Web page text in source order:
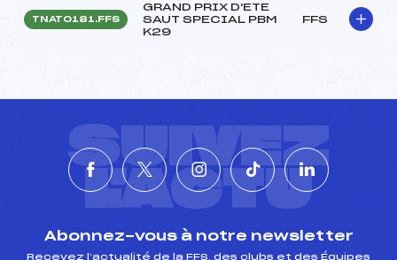
TNAT0181.FFS
GRAND PRIX D'ETE
SAUT SPECIAL PBM
K29
FFS
SUIVEZ
L'ACTU
Abonnez-vous à notre newsletter
Recevez l’actualité de la FFS, des clubs et des Équipes